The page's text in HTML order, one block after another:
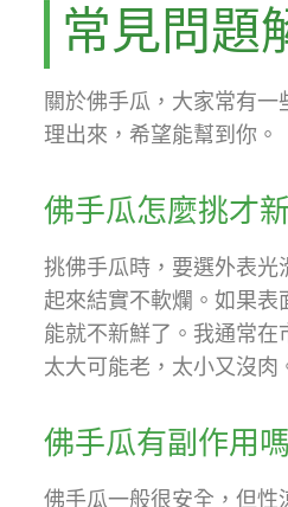
常見問題
關於佛手瓜，大家常有
理出來，希望能幫到你。
佛手瓜怎麼挑才
挑佛手瓜時，要選外表光
起來結實不軟爛。如果表
能就不新鮮了。我通常在
太大可能老，太小又沒肉
佛手瓜有副作用
佛手瓜一般很安全，但性